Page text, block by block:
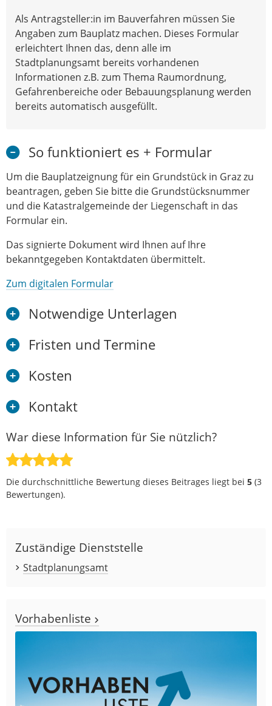
Als Antragsteller:in im Bauverfahren müssen Sie
Angaben zum Bauplatz machen. Dieses Formular
erleichtert Ihnen das, denn alle im
Stadtplanungsamt bereits vorhandenen
Informationen z.B. zum Thema Raumordnung,
Gefahrenbereiche oder Bebauungsplanung werden
bereits automatisch ausgefüllt.
So funktioniert es + Formular
Um die Bauplatzeignung für ein Grundstück in Graz zu
beantragen, geben Sie bitte die Grundstücksnummer
und die Katastralgemeinde der Liegenschaft in das
Formular ein.
Das signierte Dokument wird Ihnen auf Ihre
bekanntgegeben Kontaktdaten übermittelt.
Zum digitalen Formular
Notwendige Unterlagen
Fristen und Termine
Kosten
Kontakt
War diese Information für Sie nützlich?
Die durchschnittliche Bewertung dieses Beitrages liegt bei 5 (3
Bewertungen).
Zuständige Dienststelle
Stadtplanungsamt
Vorhabenliste